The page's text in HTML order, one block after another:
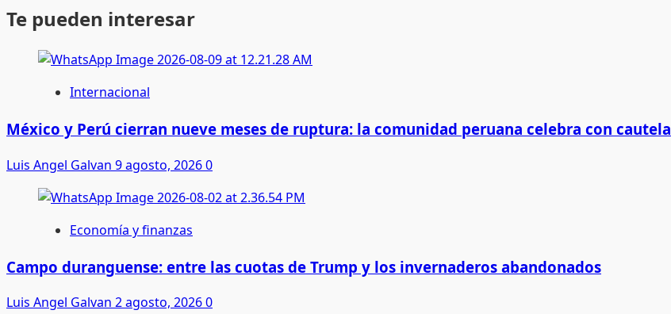
Te pueden interesar
Internacional
México y Perú cierran nueve meses de ruptura: la comunidad peruana celebra con cautela
Luis Angel Galvan 9 agosto, 20260
Economía y finanzas
Campo duranguense: entre las cuotas de Trump y los invernaderos abandonados
Luis Angel Galvan 2 agosto, 20260